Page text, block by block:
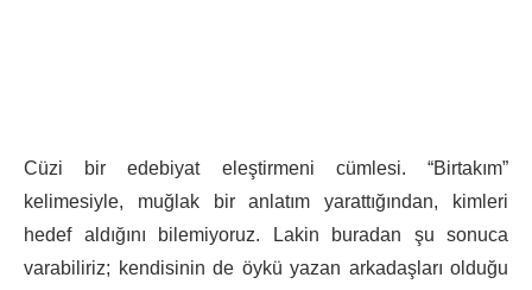
Cüzi bir edebiyat eleştirmeni cümlesi. “Birtakım”
kelimesiyle, muğlak bir anlatım yarattığından, kimleri
hedef aldığını bilemiyoruz. Lakin buradan şu sonuca
varabiliriz; kendisinin de öykü yazan arkadaşları olduğu